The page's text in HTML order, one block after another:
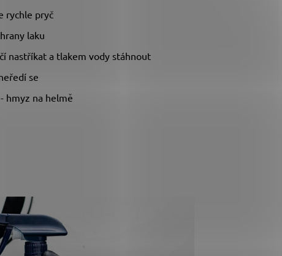
rychle pryč
laku
nastříkat a tlakem vody stáhnout
se
hmyz na helmě